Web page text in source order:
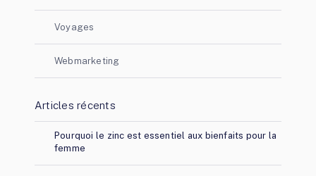
Voyages
Webmarketing
Articles récents
Pourquoi le zinc est essentiel aux bienfaits pour la
femme